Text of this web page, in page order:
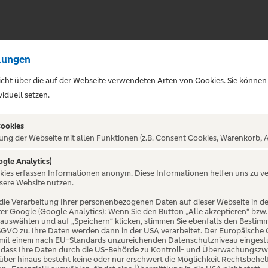
NICHT
über die auf der Webseite verwendeten Arten von Cookies. Sie
setzen.
der Webseite mit allen Funktionen (z.B. Consent Cookies, Warenkorb,
Analytics)
erfassen Informationen anonym. Diese Informationen helfen uns zu
Website nutzen.
Verarbeitung Ihrer personenbezogenen Daten auf dieser Webseite in
Google (Google Analytics): Wenn Sie den Button „Alle akzeptieren“
und auf „Speichern“ klicken, stimmen Sie ebenfalls den
zu. Ihre Daten werden dann in der USA verarbeitet. Der
einem nach EU-Standards unzureichenden Datenschutzniveau
Ihre Daten durch die US-Behörde zu Kontroll- und
hinaus besteht keine oder nur erschwert die Möglichkeit